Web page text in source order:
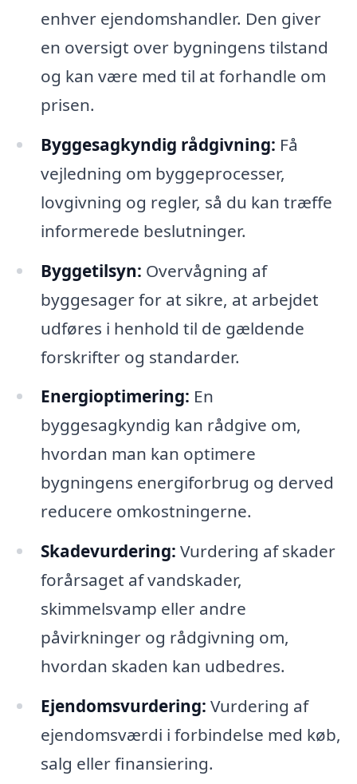
enhver ejendomshandler. Den giver
en oversigt over bygningens tilstand
og kan være med til at forhandle om
prisen.
Byggesagkyndig rådgivning: Få
vejledning om byggeprocesser,
lovgivning og regler, så du kan træffe
informerede beslutninger.
Byggetilsyn: Overvågning af
byggesager for at sikre, at arbejdet
udføres i henhold til de gældende
forskrifter og standarder.
Energioptimering: En
byggesagkyndig kan rådgive om,
hvordan man kan optimere
bygningens energiforbrug og derved
reducere omkostningerne.
Skadevurdering: Vurdering af skader
forårsaget af vandskader,
skimmelsvamp eller andre
påvirkninger og rådgivning om,
hvordan skaden kan udbedres.
Ejendomsvurdering: Vurdering af
ejendomsværdi i forbindelse med køb,
salg eller finansiering.